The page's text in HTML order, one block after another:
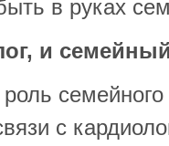
в руках
и
с